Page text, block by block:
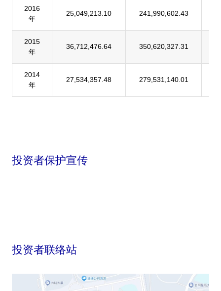
2016
年
25,049,213.10 241,990,602.43
2015
年
36,712,476.64 350,620,327.31
2014
年
27,534,357.48 279,531,140.01
投资者保护宣传
投资者联络站